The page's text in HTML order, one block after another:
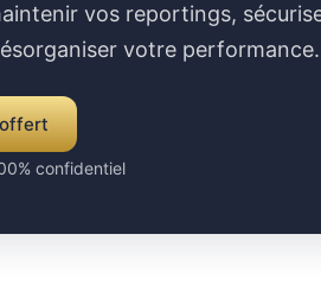
vos reportings,
votre performance.
confidentiel